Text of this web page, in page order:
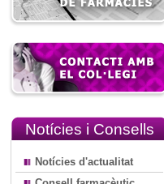
Notícies i Consells
Notícies d'actualitat